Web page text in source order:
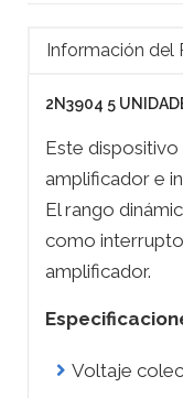
Información del
2N3904 5
Este
amplificador e
El rango
como
amplificador.
Voltaje